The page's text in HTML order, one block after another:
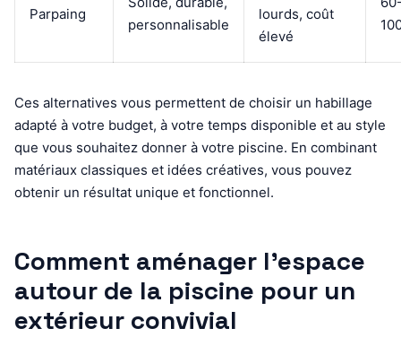
Parpaing
personnalisable
lourds, coût
élevé
Ces alternatives vous permettent de choisir un habillage
adapté à votre budget, à votre temps disponible et au style
que vous souhaitez donner à votre piscine. En combinant
matériaux classiques et idées créatives, vous pouvez
obtenir un résultat unique et fonctionnel.
Comment aménager l’espace
autour de la piscine pour un
extérieur convivial